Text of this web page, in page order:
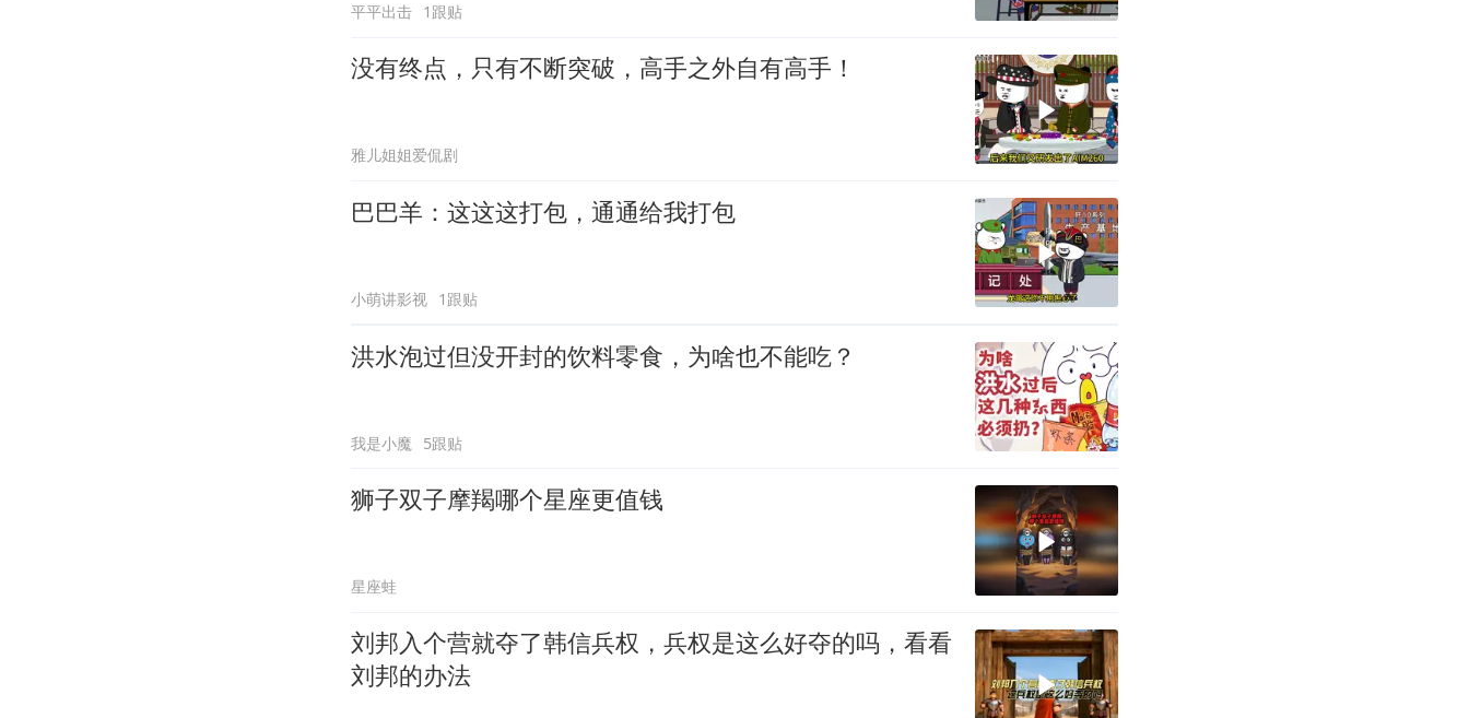
平平出击 1跟贴
没有终点，只有不断突破，高手之外自有高手！
雅儿姐姐爱侃剧
巴巴羊：这这这打包，通通给我打包
小萌讲影视 1跟贴
洪水泡过但没开封的饮料零食，为啥也不能吃？
我是小魔 5跟贴
狮子双子摩羯哪个星座更值钱
星座蛙
刘邦入个营就夺了韩信兵权，兵权是这么好夺的吗，看看
刘邦的办法